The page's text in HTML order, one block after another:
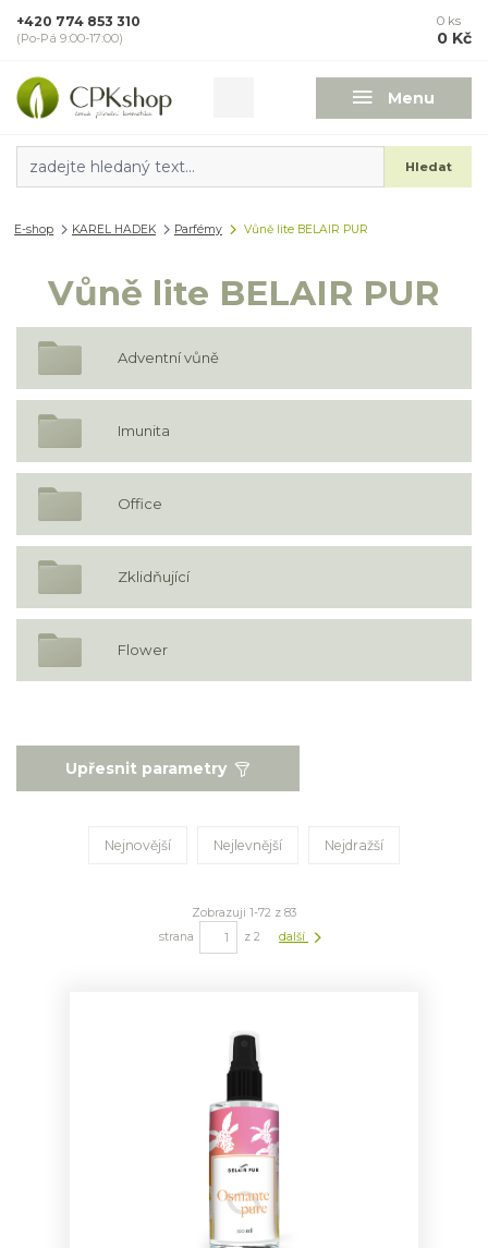
Menu
Hledat
+420 774 853 310
(Po-Pá 9:00-17:00)
0 ks
0 Kč
E-shop KAREL HADEK Parfémy Vůně lite BELAIR PUR
Vůně lite BELAIR PUR
Adventní vůně
Imunita
Office
Zklidňující
Flower
Upřesnit parametry
Nejnovější Nejlevnější Nejdražší
Zobrazuji 1-72 z 83
strana
z 2 další